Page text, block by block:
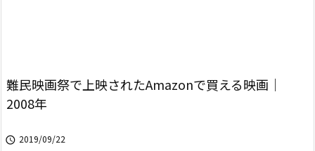
難民映画祭で上映されたAmazonで買える映画｜
2008年
 2019/09/22